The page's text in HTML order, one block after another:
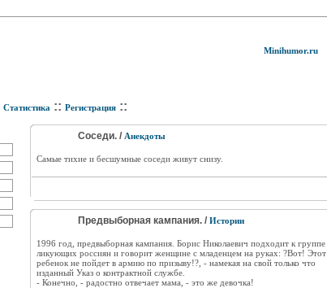
Minihumor.ru
Статистика :: Регистрация ::
Соседи. / Анекдоты
Самые тихие и бесшумные соседи живут снизу.
Предвыборная кампания. / Истории
1996 год, предвыборная кампания. Борис Николаевич подходит к группе
ликующих россиян и говорит женщине с младенцем на руках: ?Вот! Этот
ребенок не пойдет в армию по призыву!?, - намекая на свой только что
изданный Указ о контрактной службе.
- Конечно, - радостно отвечает мама, - это же девочка!